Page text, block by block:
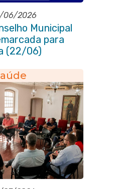
06/2026
Municipal
para
(22/06)